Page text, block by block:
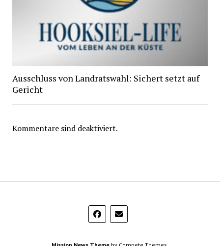
Ausschluss von Landratswahl: Sichert setzt auf
Gericht
Kommentare sind deaktiviert.